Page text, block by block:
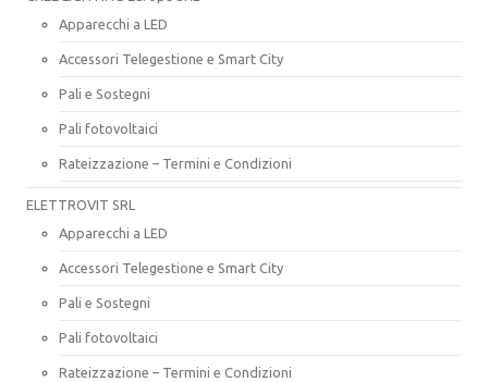
Apparecchi a LED
Accessori Telegestione e Smart City
Pali e Sostegni
Pali fotovoltaici
Rateizzazione – Termini e Condizioni
ELETTROVIT SRL
Apparecchi a LED
Accessori Telegestione e Smart City
Pali e Sostegni
Pali fotovoltaici
Rateizzazione – Termini e Condizioni